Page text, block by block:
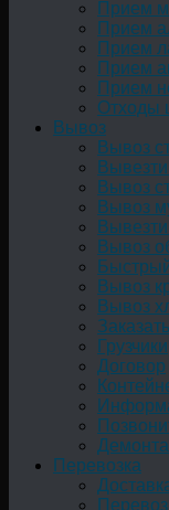
Прием
Прием
Прием
Прием
Прием
Отходы
Вывоз
Вывоз
Вывоз
Вывоз
Вывоз
Вывоз
Вывоз
Грузчики
Договор
Перевозка